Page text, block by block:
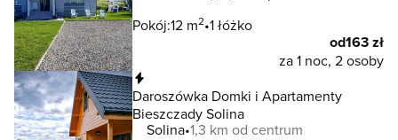
Pokój:12 m2 1 łóżko
od163 zł
za 1 noc, 2 osoby
Daroszówka Domki i Apartamenty
Bieszczady Solina
Solina 1,3 km od centrum